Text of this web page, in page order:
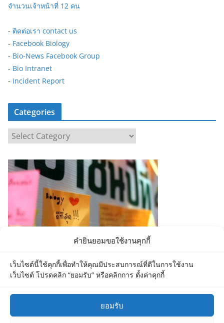
คำยินยอมขอใช้งานคุกกี้
เว็บไซต์นี้ใช้คุกกี้เพื่อทำให้คุณมีประสบการณ์ที่ดีในการใช้งาน
เว็บไซต์ โปรดคลิก “ยอมรับ” หรือคลิกการ ตั้งค่าคุกกี้
ยอมรับ
จำนวนเจ้าหน้าที่ 12 คน
- ติดต่อเรา contact us
- Facebook Biology
- Bio-News Facebook Group
- Bio Intranet
- Incident Report
Categories
a
t
e
g
i